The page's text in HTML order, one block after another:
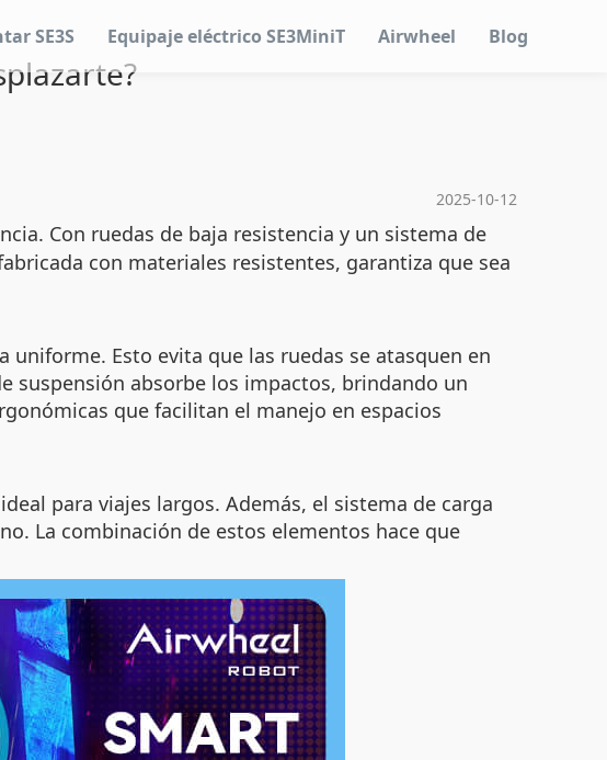
SE3S Equipaje eléctrico SE3MiniT Airwheel Blog
2025-10-12
Con ruedas de baja resistencia y un sistema de
con materiales resistentes, garantiza que sea
Esto evita que las ruedas se atasquen en
suspensión absorbe los impactos, brindando un
que facilitan el manejo en espacios
para viajes largos. Además, el sistema de carga
La combinación de estos elementos hace que